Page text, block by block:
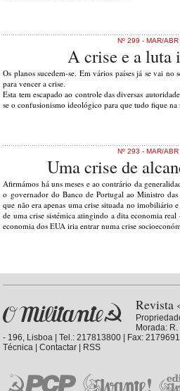
Nº 299 - MAR/
A crise e a luta
Os planos sucedem-se. Em vários países já se vai
para vencer a crise.
Esta tem escapado ao controle das diversas
se o confusionismo ideológico para que tudo fique na
Nº 293 - MAR/
Uma crise de
Afirmámos há uns meses e ao contrário da
o governador do Banco de Portugal ao Ministro das
que não era apenas uma crise situada no imobiliário
de uma crise sistémica atingindo a dita economia
economia dos EUA iria entrar numa crise
Revista
Morada:
- 196, Lisboa | Tel.: 217813800 | Fax:
Técnica |Contactar RSS